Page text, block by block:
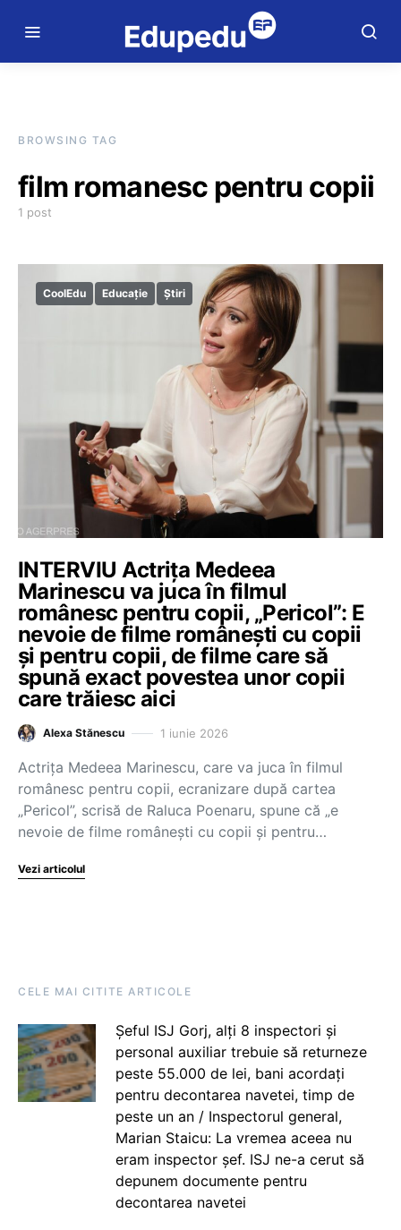
BROWSING TAG
film romanesc pentru copii
1 post
CoolEdu Educație Știri
INTERVIU Actrița Medeea
Marinescu va juca în filmul
românesc pentru copii, „Pericol”: E
nevoie de filme românești cu copii
și pentru copii, de filme care să
spună exact povestea unor copii
care trăiesc aici
Alexa Stănescu 1 iunie 2026
Actrița Medeea Marinescu, care va juca în filmul
românesc pentru copii, ecranizare după cartea
„Pericol”, scrisă de Raluca Poenaru, spune că „e
nevoie de filme românești cu copii și pentru…
Vezi articolul
CELE MAI CITITE ARTICOLE
Șeful ISJ Gorj, alți 8 inspectori și
personal auxiliar trebuie să returneze
peste 55.000 de lei, bani acordați
pentru decontarea navetei, timp de
peste un an / Inspectorul general,
Marian Staicu: La vremea aceea nu
eram inspector șef. ISJ ne-a cerut să
depunem documente pentru
decontarea navetei